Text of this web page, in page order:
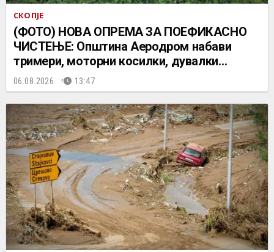
СКОПЈЕ
(ФОТО) НОВА ОПРЕМА ЗА ПОЕФИКАСНО
ЧИСТЕЊЕ: Општина Аеродром набави
тримери, моторни косилки, дувалки…
06.08.2026. 13:47